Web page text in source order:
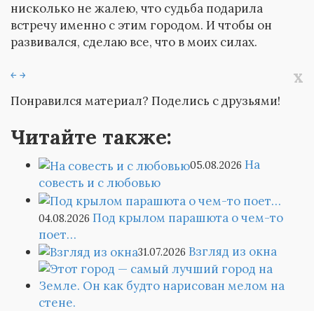
нисколько не жалею, что судьба подарила
встречу именно с этим городом. И чтобы он
развивался, сделаю все, что в моих силах.
￩ ￫ x
Понравился материал? Поделись с друзьями!
Читайте также:
05.08.2026 На
совесть и с любовью
04.08.2026 Под крылом парашюта о чем-то
поет…
31.07.2026 Взгляд из окна